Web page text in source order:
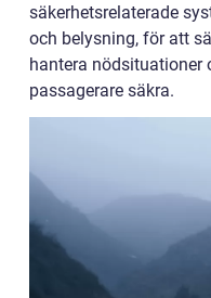
säkerhetsrelaterade
och belysning, för att
hantera nödsituationer
passagerare säkra.